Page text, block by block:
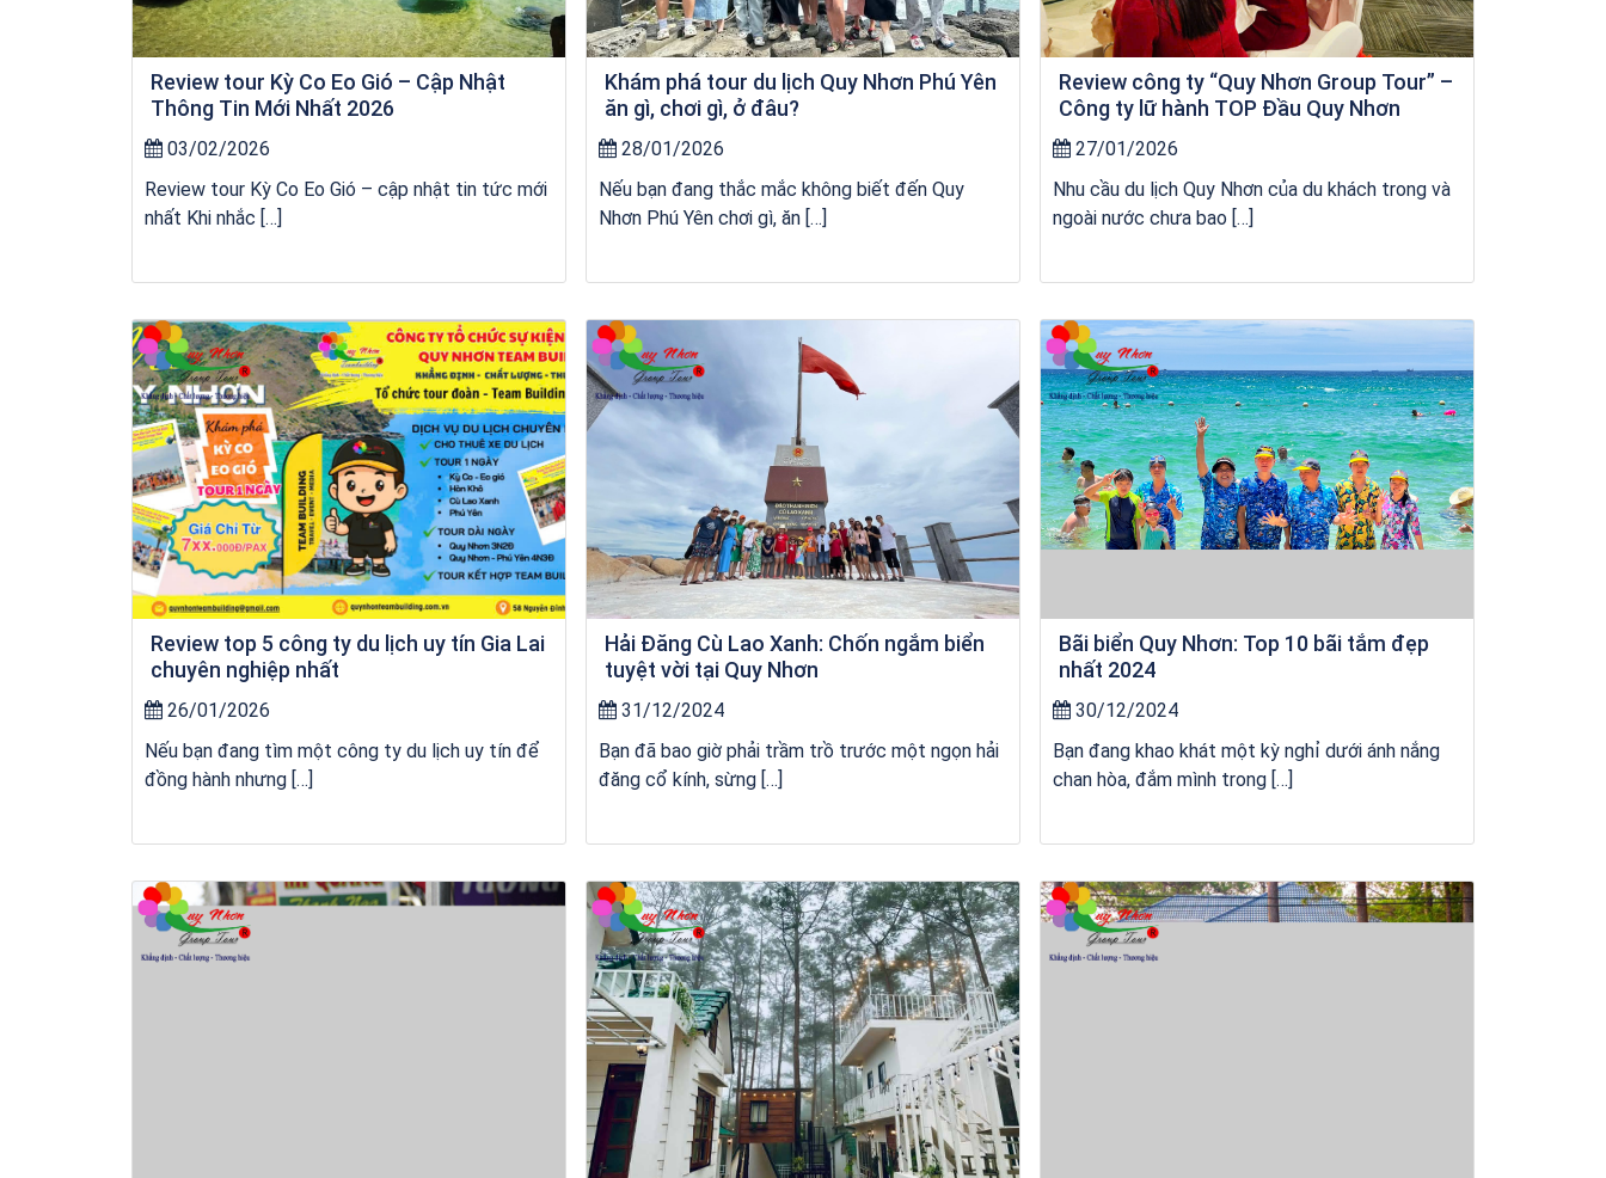
Review tour Kỳ Co Eo Gió – Cập Nhật
Thông Tin Mới Nhất 2026
03/02/2026
Review tour Kỳ Co Eo Gió – cập nhật tin tức mới
nhất Khi nhắc […]
Khám phá tour du lịch Quy Nhơn Phú Yên
ăn gì, chơi gì, ở đâu?
28/01/2026
Nếu bạn đang thắc mắc không biết đến Quy
Nhơn Phú Yên chơi gì, ăn […]
Review công ty “Quy Nhơn Group Tour” –
Công ty lữ hành TOP Đầu Quy Nhơn
27/01/2026
Nhu cầu du lịch Quy Nhơn của du khách trong và
ngoài nước chưa bao […]
Khách sạn Star Hotel Phú Yên
Review top 5 công ty du lịch uy tín Gia Lai
chuyên nghiệp nhất
26/01/2026
Nếu bạn đang tìm một công ty du lịch uy tín để
đồng hành nhưng […]
Hải Đăng Cù Lao Xanh: Chốn ngắm biển
tuyệt vời tại Quy Nhơn
31/12/2024
Bạn đã bao giờ phải trầm trồ trước một ngọn hải
đăng cổ kính, sừng […]
Khách sạn Star Hotel Phú Yên
Bãi biển Quy Nhơn: Top 10 bãi tắm đẹp
nhất 2024
30/12/2024
Bạn đang khao khát một kỳ nghỉ dưới ánh nắng
chan hòa, đắm mình trong […]
Khách sạn Star Hotel Phú Yên Khách sạn Star Hotel Phú Yên Khách sạn Star Hotel Phú Yên